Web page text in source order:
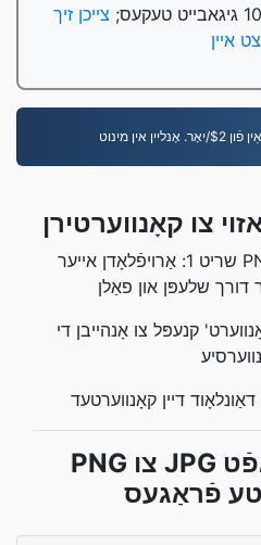
צייכן זיך
איין
שריט 1: אַרויפֿלאָדן אייער PNG טעקעס ניצנדיק דעם
קנעפּל צו אָנהייבן די
PNG צו JPG קאָנווערסיע אָפֿט
פֿראַגעס